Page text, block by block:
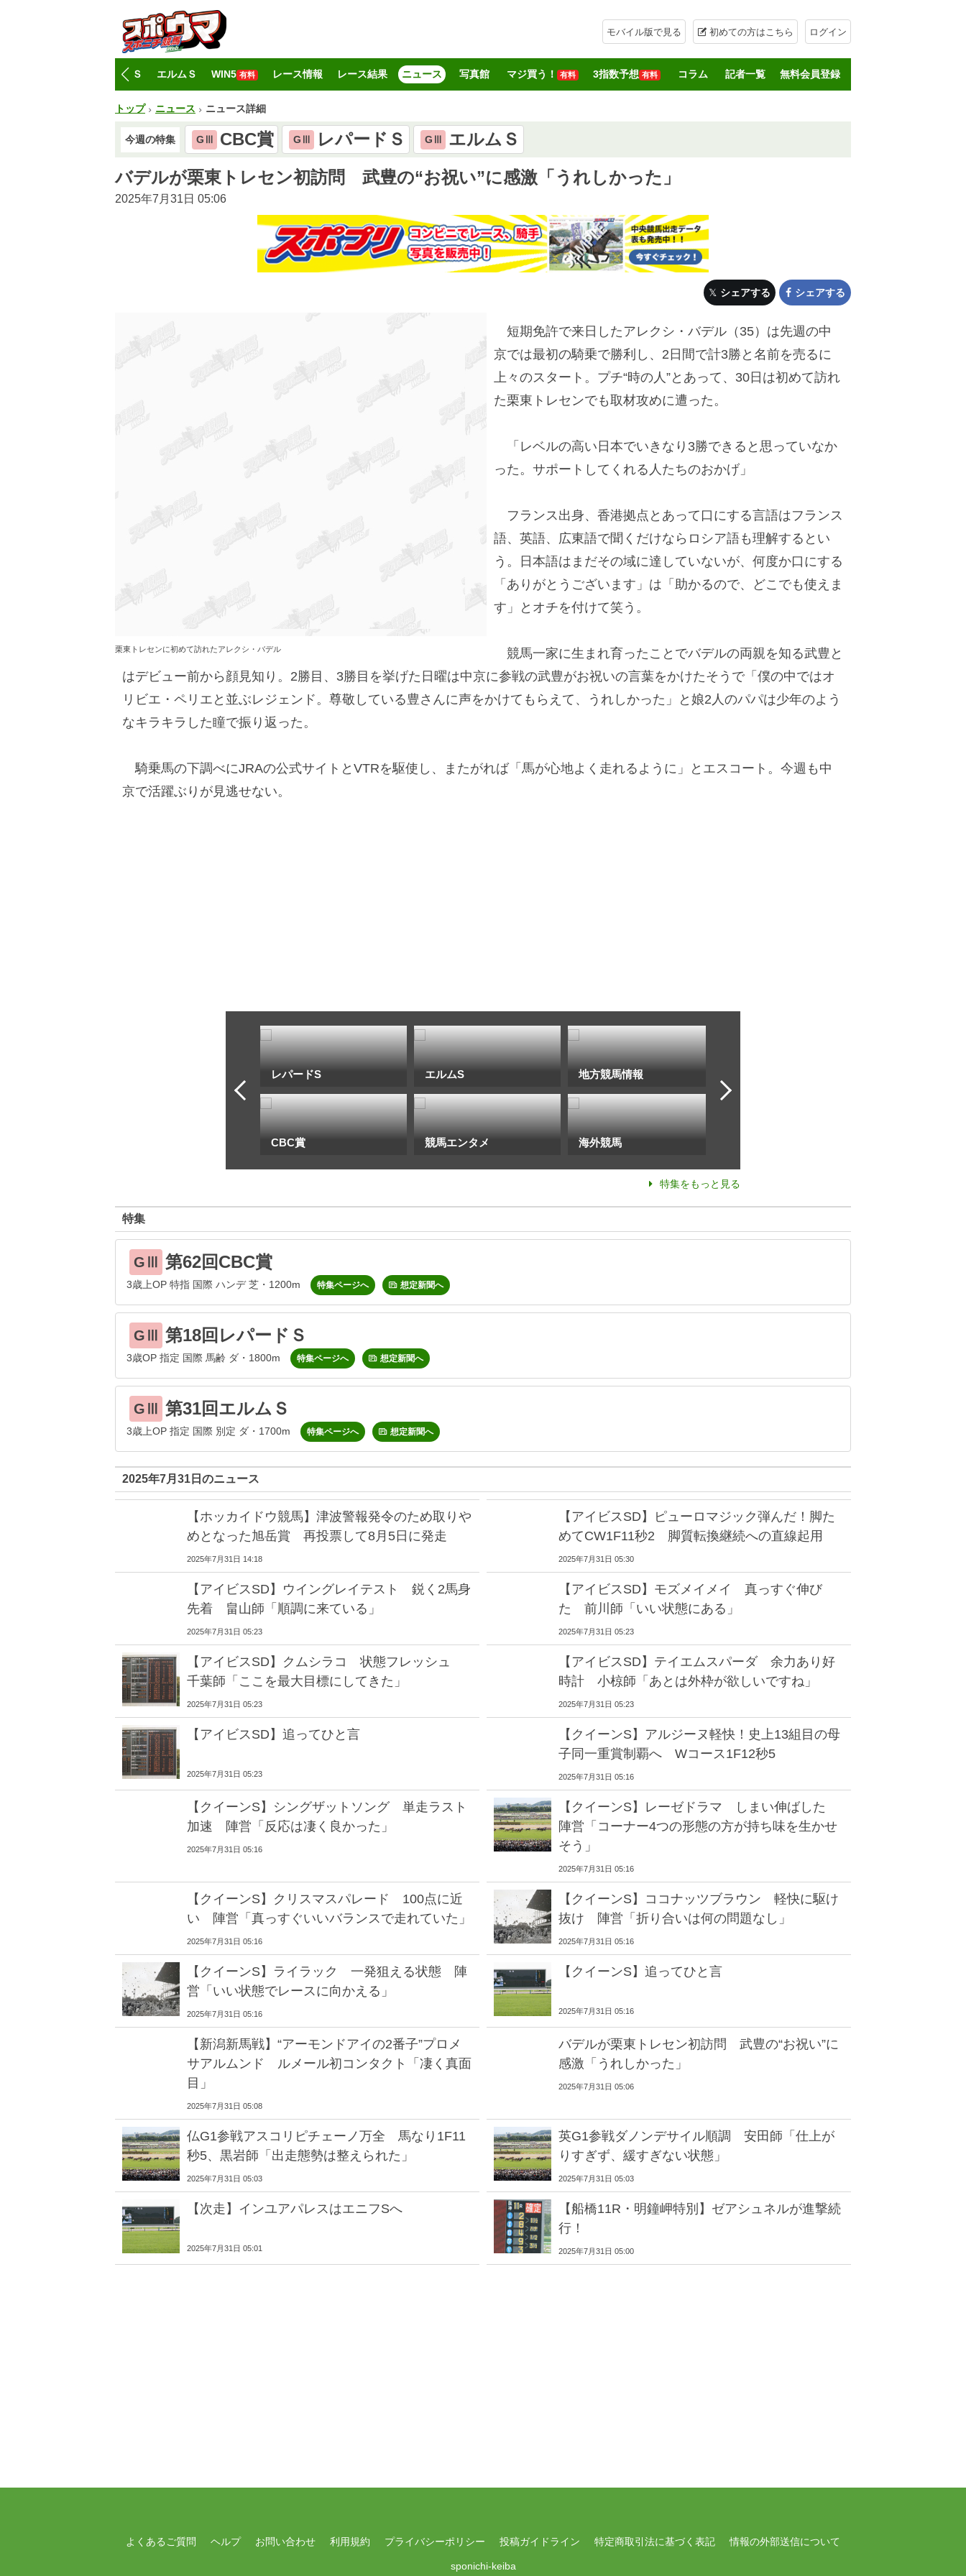
モバイル版で見る 初めての方はこちら ログイン
レパードＳ エルムＳ WIN5 有料 レース情報 レース結果 ニュース 写真館 マジ買う！ 有料 3指数予想 有料 コラム 記者一覧 無料会員登録
トップ ニュース ニュース詳細
今週の特集 GⅢ CBC賞 GⅢ レパードＳ GⅢ
エルムＳ
バデルが栗東トレセン初訪問 武豊の“お祝い”に感激「うれしかった」
2025年7月31日 05:06
シェアする シェアする
栗東トレセンに初めて訪れたアレクシ・バデル
短期免許で来日したアレクシ・バデル（35）は先週の中
京では最初の騎乗で勝利し、2日間で計3勝と名前を売るに
上々のスタート。プチ“時の人”とあって、30日は初めて訪れ
た栗東トレセンでも取材攻めに遭った。
「レベルの高い日本でいきなり3勝できると思っていなか
った。サポートしてくれる人たちのおかげ」
フランス出身、香港拠点とあって口にする言語はフランス
語、英語、広東語で聞くだけならロシア語も理解するとい
う。日本語はまだその域に達していないが、何度か口にする
「ありがとうございます」は「助かるので、どこでも使えま
す」とオチを付けて笑う。
競馬一家に生まれ育ったことでバデルの両親を知る武豊と
はデビュー前から顔見知り。2勝目、3勝目を挙げた日曜は中京に参戦の武豊がお祝いの言葉をかけたそうで「僕の中ではオ
リビエ・ペリエと並ぶレジェンド。尊敬している豊さんに声をかけてもらえて、うれしかった」と娘2人のパパは少年のよう
なキラキラした瞳で振り返った。
騎乗馬の下調べにJRAの公式サイトとVTRを駆使し、またがれば「馬が心地よく走れるように」とエスコート。今週も中
京で活躍ぶりが見逃せない。
レパードS
CBC賞
エルムS
競馬エンタメ
地方競馬情報
海外競馬
特集をもっと見る
特集
GⅢ 第62回CBC賞
3歳上OP 特指 国際 ハンデ 芝・1200m 特集ページへ 想定新聞へ
GⅢ 第18回レパードＳ
3歳OP 指定 国際 馬齢 ダ・1800m 特集ページへ 想定新聞へ
GⅢ 第31回エルムＳ
3歳上OP 指定 国際 別定 ダ・1700m 特集ページへ 想定新聞へ
2025年7月31日のニュース
【ホッカイドウ競馬】津波警報発令のため取りや
めとなった旭岳賞 再投票して8月5日に発走
2025年7月31日 14:18
【アイビスSD】ピューロマジック弾んだ！脚た
めてCW1F11秒2 脚質転換継続への直線起用
2025年7月31日 05:30
【アイビスSD】ウイングレイテスト 鋭く2馬身
先着 畠山師「順調に来ている」
2025年7月31日 05:23
【アイビスSD】モズメイメイ 真っすぐ伸び
た 前川師「いい状態にある」
2025年7月31日 05:23
【アイビスSD】クムシラコ 状態フレッシュ
千葉師「ここを最大目標にしてきた」
2025年7月31日 05:23
【アイビスSD】テイエムスパーダ 余力あり好
時計 小椋師「あとは外枠が欲しいですね」
2025年7月31日 05:23
【アイビスSD】追ってひと言
2025年7月31日 05:23
【クイーンS】アルジーヌ軽快！史上13組目の母
子同一重賞制覇へ Wコース1F12秒5
2025年7月31日 05:16
【クイーンS】シングザットソング 単走ラスト
加速 陣営「反応は凄く良かった」
2025年7月31日 05:16
【クイーンS】レーゼドラマ しまい伸ばした
陣営「コーナー4つの形態の方が持ち味を生かせ
そう」
2025年7月31日 05:16
【クイーンS】クリスマスパレード 100点に近
い 陣営「真っすぐいいバランスで走れていた」
2025年7月31日 05:16
【クイーンS】ココナッツブラウン 軽快に駆け
抜け 陣営「折り合いは何の問題なし」
2025年7月31日 05:16
【クイーンS】ライラック 一発狙える状態 陣
営「いい状態でレースに向かえる」
2025年7月31日 05:16
【クイーンS】追ってひと言
2025年7月31日 05:16
【新潟新馬戦】“アーモンドアイの2番子”プロメ
サアルムンド ルメール初コンタクト「凄く真面
目」
2025年7月31日 05:08
バデルが栗東トレセン初訪問 武豊の“お祝い”に
感激「うれしかった」
2025年7月31日 05:06
仏G1参戦アスコリピチェーノ万全 馬なり1F11
秒5、黒岩師「出走態勢は整えられた」
2025年7月31日 05:03
英G1参戦ダノンデサイル順調 安田師「仕上が
りすぎず、緩すぎない状態」
2025年7月31日 05:03
【次走】インユアパレスはエニフSへ
2025年7月31日 05:01
【船橋11R・明鐘岬特別】ゼアシュネルが進撃続
行！
2025年7月31日 05:00
よくあるご質問 ヘルプ お問い合わせ 利用規約 プライバシーポリシー 投稿ガイドライン 特定商取引法に基づく表記 情報の外部送信について
sponichi-keiba